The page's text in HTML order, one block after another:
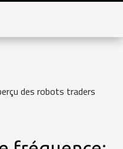
des robots traders